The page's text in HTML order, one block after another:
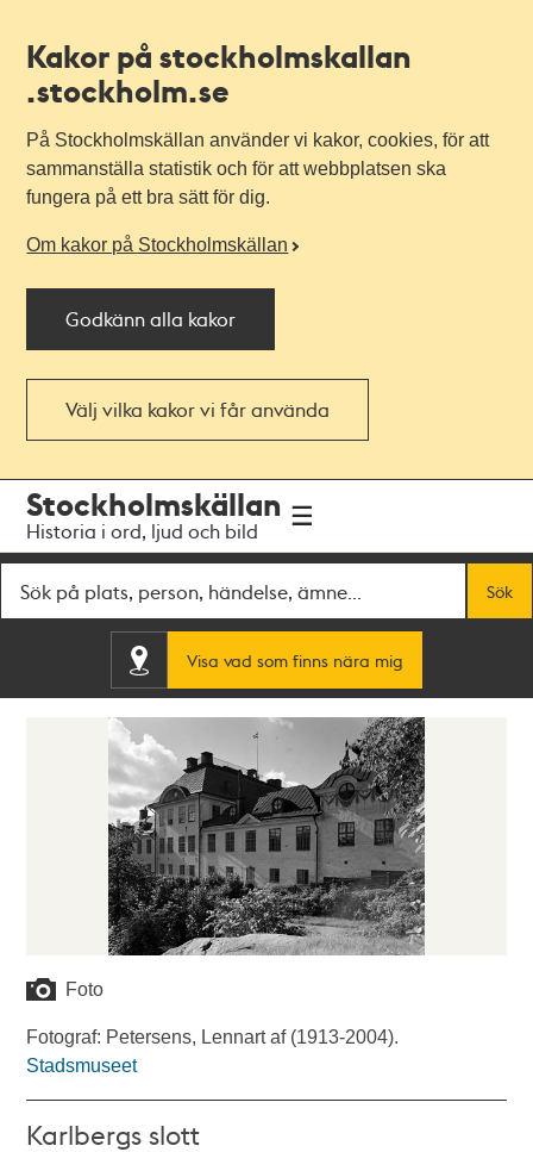
Kakor på stockholmskallan
.stockholm.se
På Stockholmskällan använder vi kakor, cookies, för att
sammanställa statistik och för att webbplatsen ska
fungera på ett bra sätt för dig.
Om kakor på Stockholmskällan
Godkänn alla kakor
Välj vilka kakor vi får använda
navigationen
huvudinnehållet
Stockholmskällan
Historia i ord, ljud och bild
Sök
Visa vad som finns nära mig
Foto
Fotograf: Petersens, Lennart af (1913-2004).
Stadsmuseet
Karlbergs slott